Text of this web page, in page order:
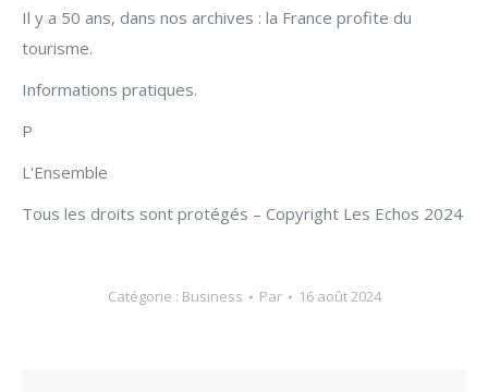
Il y a 50 ans, dans nos archives : la France profite du
tourisme.
Informations pratiques.
P
L'Ensemble
Tous les droits sont protégés – Copyright Les Echos 2024
Catégorie : Business Par 16 août 2024